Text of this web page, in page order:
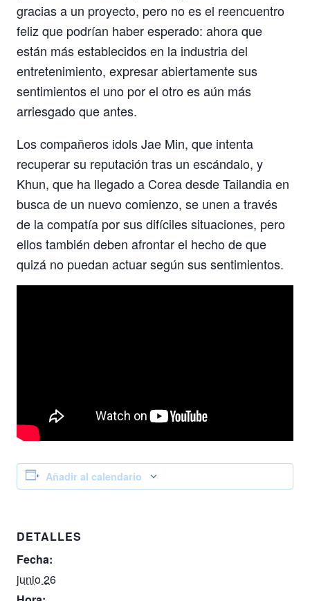
gracias a un proyecto, pero no es el reencuentro
feliz que podrían haber esperado: ahora que
están más establecidos en la industria del
entretenimiento, expresar abiertamente sus
sentimientos el uno por el otro es aún más
arriesgado que antes.
Los compañeros idols Jae Min, que intenta
recuperar su reputación tras un escándalo, y
Khun, que ha llegado a Corea desde Tailandia en
busca de un nuevo comienzo, se unen a través
de la compatía por sus difíciles situaciones, pero
ellos también deben afrontar el hecho de que
quizá no puedan actuar según sus sentimientos.
Añadir al calendario
DETALLES
Fecha:
junio 26